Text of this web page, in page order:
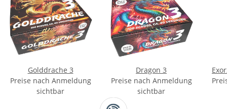
Golddrache 3
Preise nach Anmeldung
sichtbar
Dragon 3
Preise nach Anmeldung
sichtbar